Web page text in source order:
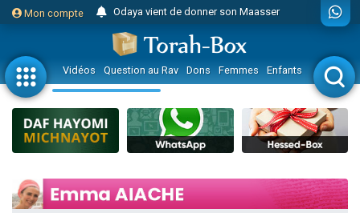
Mon compte
Odaya vient de donner son Maasser
3 personnes viennent de faire un don pour 5 jours de vacances aux Orphelins
3 personnes viennent de faire un don pour Diane, 80 ans, dans un appartement insalubre
2 personnes viennent de nous rejoindre sur WhatsApp
13 personnes viennent de demander une bénédiction
12 nouvelles musiques dans Torah-Box Music
30 personnes viennent de faire un don pour Sauvez la jambe de Yohan
Il reste 49 places pour étudier en groupe sur Zoom
3 personnes viennent de nous rejoindre sur WhatsApp
Vidéos Question au Rav Dons Femmes Enfants Etude sur